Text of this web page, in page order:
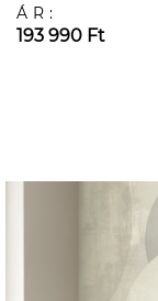
ÁR:
193 990 Ft